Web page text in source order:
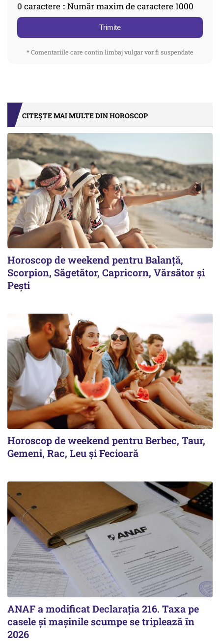
0 caractere :: Număr maxim de caractere 1000
Trimite
* Comentariile care contin limbaj vulgar vor fi suspendate
CITEȘTE MAI MULTE DIN HOROSCOP
Horoscop de weekend pentru Balanță,
Scorpion, Săgetător, Capricorn, Vărsător și
Pești
Horoscop de weekend pentru Berbec, Taur,
Gemeni, Rac, Leu și Fecioară
ANAF a modificat Declarația 216. Taxa pe
casele și mașinile scumpe se triplează în
2026